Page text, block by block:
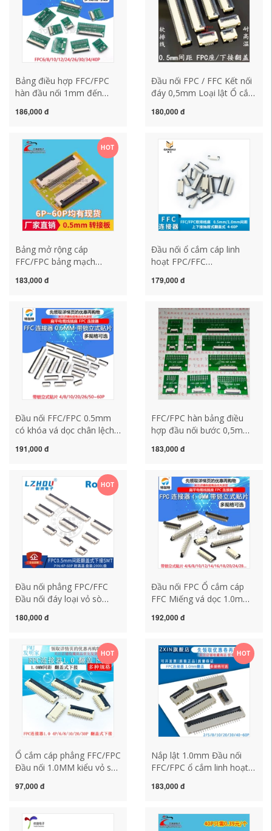
Bảng điều hợp FFC/FPC
hàn đầu nối 1mm đến
6P/8P/10P/20P/24P-60P
186,000 đ
Đầu nối FPC / FFC Kết nối
đáy 0,5mm Loại lật Ổ cắm
180,000 đ
HOT
Bảng mở rộng cáp
FFC/FPC bảng mạch
10P/24P/26P/30P/40P/50P/60Pin
183,000 đ
Đầu nối ổ cắm cáp linh
hoạt FPC/FFC
xuống với loại vỏ sò loại
179,000 đ
Đầu nối FFC/FPC 0.5mm
có khóa vá dọc chân lệch
191,000 đ
FFC/FPC hàn bảng điều
hợp đầu nối bước 0,5mm
183,000 đ
HOT
Đầu nối phẳng FPC/FFC
Đầu nối đáy loại vỏ sò
hoạt 8/10/20/40/60P/FPC
180,000 đ
Đầu nối FPC Ổ cắm cáp
FFC Miếng vá dọc 1.0mm
4P6P8P12P20P24~28P
192,000 đ
HOT
Ổ cắm cáp phẳng FFC/FPC
Đầu nối 1.0MM kiểu vỏ sò
97,000 đ
HOT
Nắp lật 1.0mm Đầu nối
FFC/FPC ổ cắm linh hoạt
183,000 đ